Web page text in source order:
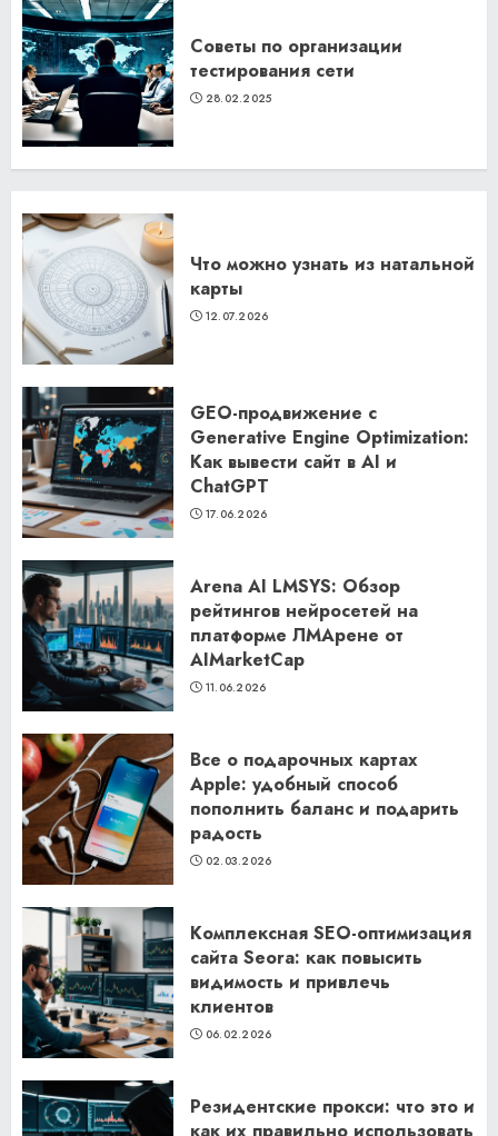
Советы по организации
тестирования сети
28.02.2025
Что можно узнать из натальной
карты
12.07.2026
GEO-продвижение с
Generative Engine Optimization:
Как вывести сайт в AI и
ChatGPT
17.06.2026
Arena AI LMSYS: Обзор
рейтингов нейросетей на
платформе ЛМАрене от
AIMarketCap
11.06.2026
Все о подарочных картах
Apple: удобный способ
пополнить баланс и подарить
радость
02.03.2026
Комплексная SEO-оптимизация
сайта Seora: как повысить
видимость и привлечь
клиентов
06.02.2026
Резидентские прокси: что это и
как их правильно использовать